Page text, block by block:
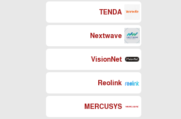
TENDA
Nextwave
VisionNet
Reolink
MERCUSYS